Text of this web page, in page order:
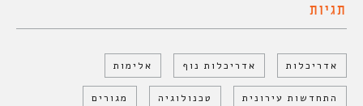
תגיות
אדריכלות אדריכלות נוף אלימות
התחדשות עירונית טכנולוגיה מגורים